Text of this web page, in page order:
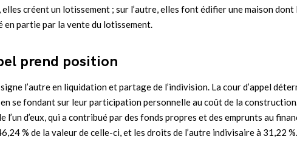
elles créent un lotissement ; sur l’autre, elles font édifier une maison dont
en partie par la vente du lotissement.
prend position
l’autre en liquidation et partage de l’indivision. La cour d’appel
se fondant sur leur participation personnelle au coût de la
l’un d’eux, qui a contribué par des fonds propres et des emprunts au
% de la valeur de celle-ci, et les droits de l’autre indivisaire à 31,22 %.